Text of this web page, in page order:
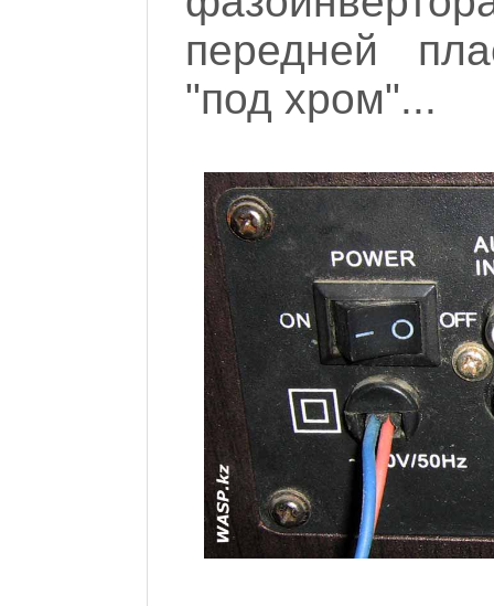
передней
"под хром"...